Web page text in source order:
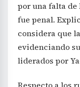
por una falta de
fue penal.
considera que
evidenciando
liderados por